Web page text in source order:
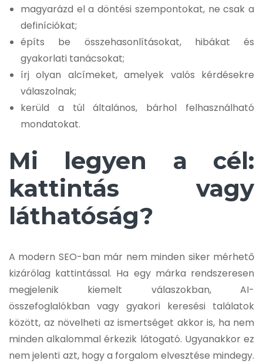
magyarázd el a döntési szempontokat, ne csak a
definíciókat;
építs be összehasonlításokat, hibákat és
gyakorlati tanácsokat;
írj olyan alcímeket, amelyek valós kérdésekre
válaszolnak;
kerüld a túl általános, bárhol felhasználható
mondatokat.
Mi legyen a cél:
kattintás vagy
láthatóság?
A modern SEO-ban már nem minden siker mérhető
kizárólag kattintással. Ha egy márka rendszeresen
megjelenik kiemelt válaszokban, AI-
összefoglalókban vagy gyakori keresési találatok
között, az növelheti az ismertséget akkor is, ha nem
minden alkalommal érkezik látogató. Ugyanakkor ez
nem jelenti azt, hogy a forgalom elvesztése mindegy.